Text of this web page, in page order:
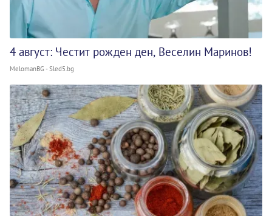
4 август: Честит рожден ден, Веселин Маринов!
MelomanBG - Sled5.bg